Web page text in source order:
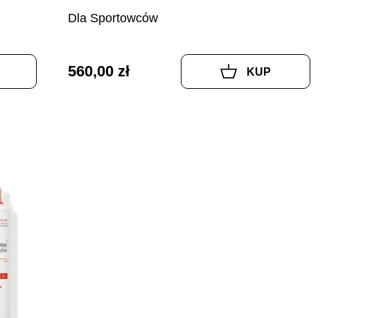
Dla Sportowców
560,00 zł KUP